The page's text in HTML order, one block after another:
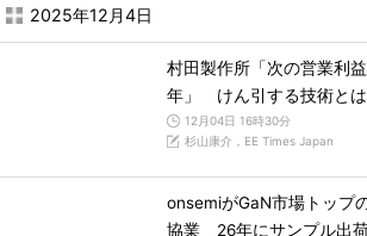
2025年12月4日
村田製作所「次の営業利
年」 けん引する技術とは
12月04日 16時30分
杉山康介，EE Times Japan
onsemiがGaN市場トップ
協業 26年にサンプル出